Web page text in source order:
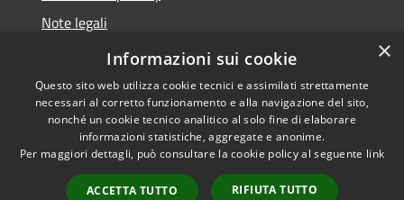
Note legali
Dichiarazione di accessibilità
Accessibilità
Copyright © 2026 • Comune di
Badolato • Powered by
Municipium•
Accesso
×
Informazioni sui cookie
Questo sito web utilizza cookie tecnici e assimilati strettamente
necessari al corretto funzionamento e alla navigazione del sito,
nonché un cookie tecnico analitico al solo fine di elaborare
informazioni statistiche, aggregate e anonime.
Per maggiori dettagli, può consultare la cookie policy al seguente link
ACCETTA TUTTO RIFIUTA TUTTO